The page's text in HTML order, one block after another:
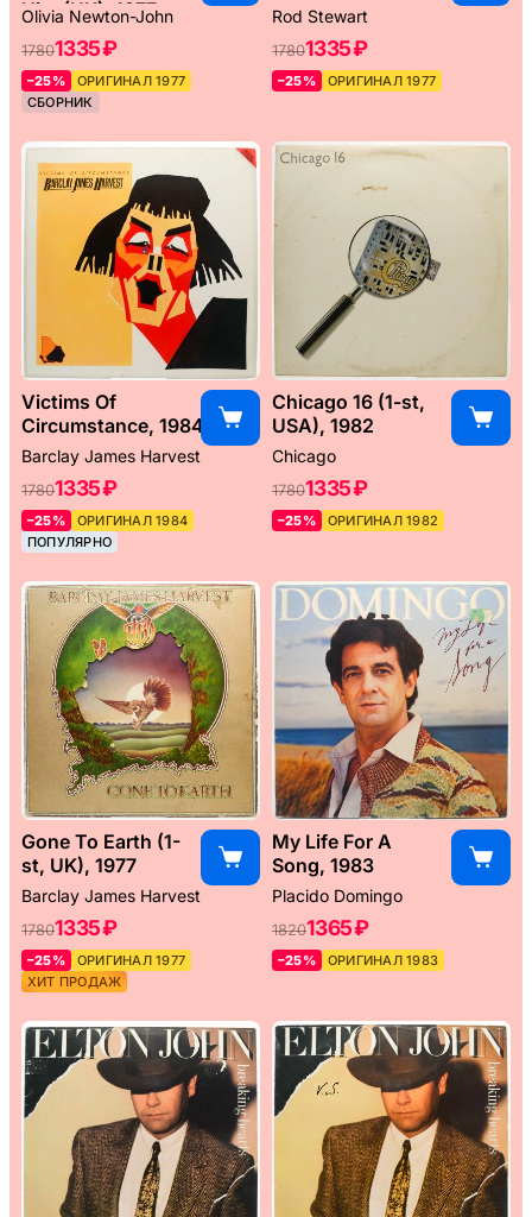
Hits (UK), 1977
Olivia Newton-John
17801335 ₽
–25%
ОРИГИНАЛ 1977
СБОРНИК
Rod Stewart
17801335 ₽
–25% ОРИГИНАЛ 1977
Victims Of
Circumstance, 1984
Barclay James Harvest
17801335 ₽
–25%
ОРИГИНАЛ 1984
ПОПУЛЯРНО
Chicago 16 (1-st,
USA), 1982
Chicago
17801335 ₽
–25% ОРИГИНАЛ 1982
Gone To Earth (1-
st, UK), 1977
Barclay James Harvest
17801335 ₽
–25%
ОРИГИНАЛ 1977
ХИТ ПРОДАЖ
My Life For A
Song, 1983
Placido Domingo
18201365 ₽
–25% ОРИГИНАЛ 1983